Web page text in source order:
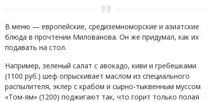
В меню — европейские, средиземноморские и азиатские
блюда в прочтении Милованова. Он же придумал, как их
подавать на стол.
Например, зеленый салат с авокадо, киви и гребешками
(1100 руб.) шеф опрыскивает маслом из специального
распылителя, эклер с крабом и сырно-тыквенным муссом
«Том-ям» (1200) поджигают так, что горит только полая